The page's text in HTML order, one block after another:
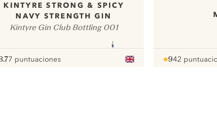
KINTYRE STRONG & SPICY
NAVY STRENGTH GIN
Kintyre Gin Club Bottling 001
pour
7 puntuaciones
9
pour
42